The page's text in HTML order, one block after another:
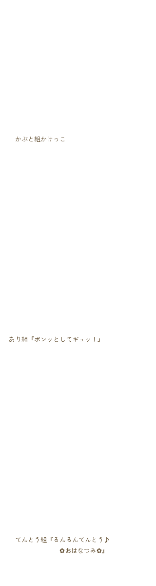
かぶと組かけっこ
あり組『ポンッとしてギュッ！』
てんとう組『るんるんてんとう♪
✿おはなつみ✿』